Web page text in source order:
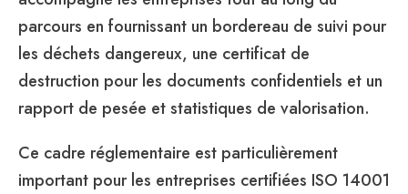
parcours en fournissant un bordereau de suivi pour
les déchets dangereux, une certificat de
destruction pour les documents confidentiels et un
rapport de pesée et statistiques de valorisation.
Ce cadre réglementaire est particulièrement
important pour les entreprises certifiées ISO 14001